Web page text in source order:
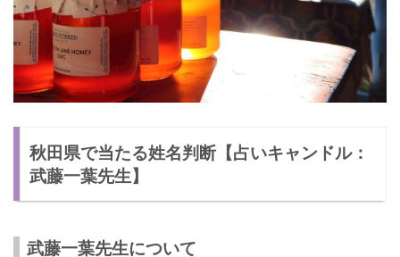
秋田県で当たる姓名判断【占いキャンドル：
武藤一葉先生】
武藤一葉先生について